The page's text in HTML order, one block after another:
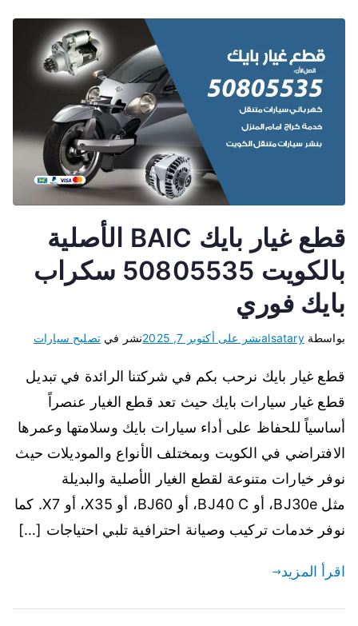
قطع غيار بايك BAIC الأصلية
بالكويت 50805535 سكراب
بايك فوري
بواسطةalsataryنشر على أكتوبر 7, 2025 نشر في تصليح سيارات
قطع غيار بايك نرحب بكم في شركتنا الرائدة في تبديل
قطع غيار سيارات بايك حيث تعد قطع الغيار عنصراً
أساسياً للحفاظ على أداء سيارات بايك وسلامتها وعمرها
الافتراضي في الكويت وبمختلف الأنواع والموديلات حيث
نوفر خيارات متنوعة لقطع الغيار الأصلية والبديلة
مثل BJ30e، أو BJ40 C، أو BJ60، أو X35، أو X7. كما
نوفر خدمات تركيب وصيانة احترافية تلبي احتياجات […]
اقرأ المزيد